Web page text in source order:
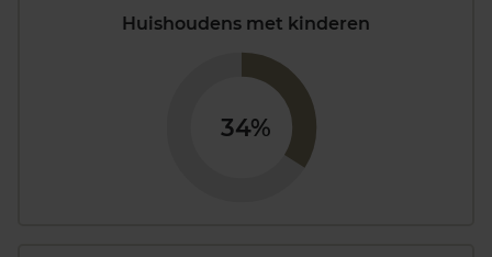
Huishoudens met kinderen
34%